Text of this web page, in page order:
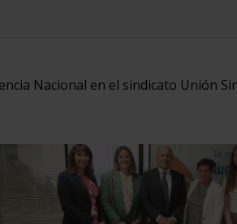
Nacional en el sindicato Unión